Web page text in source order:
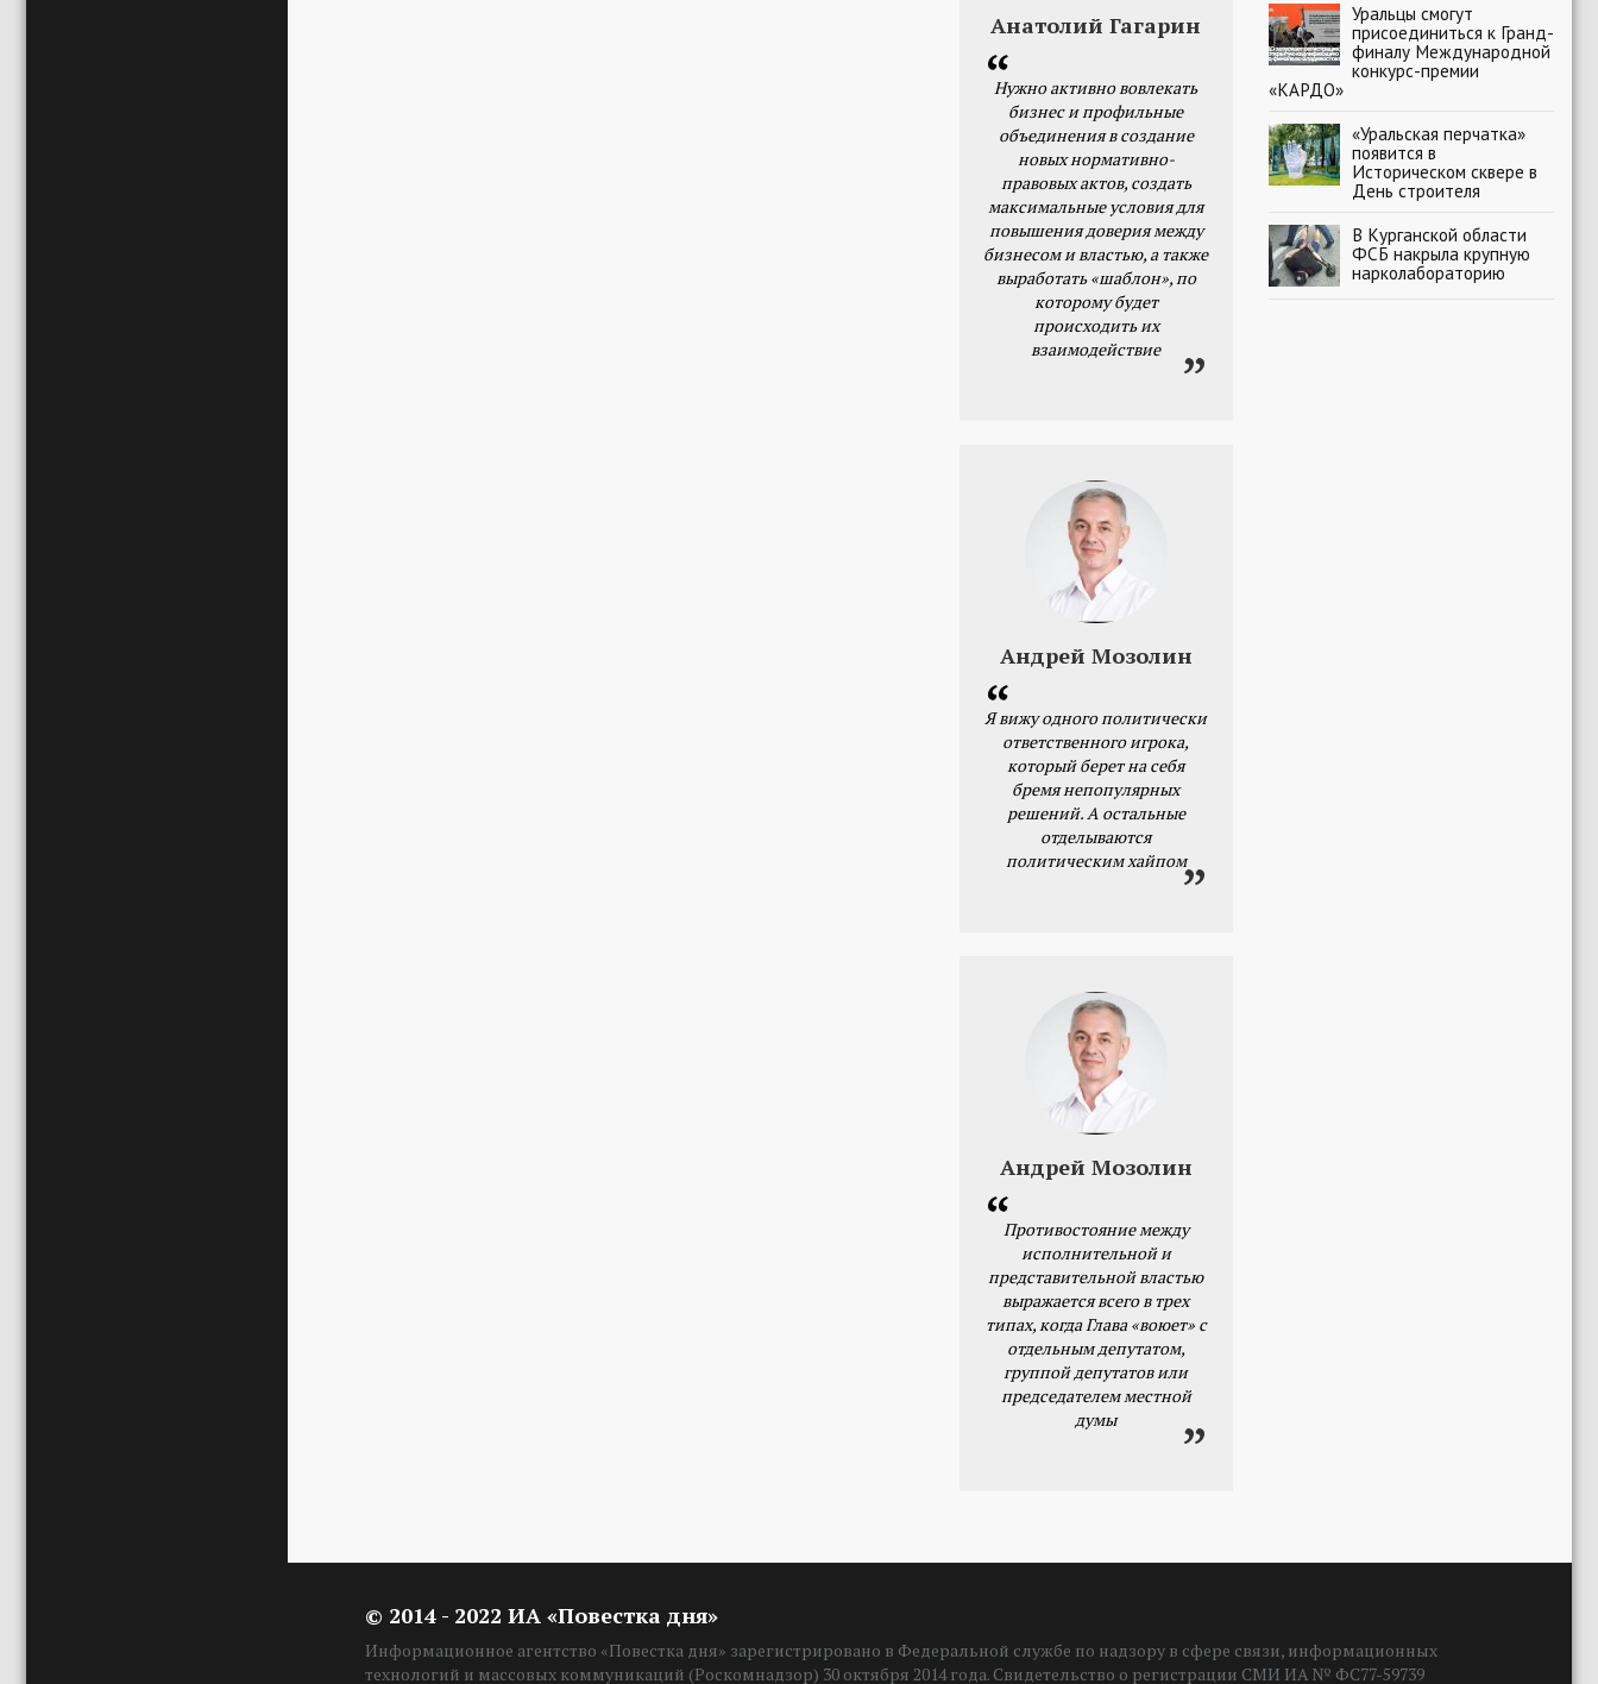
Анатолий Гагарин
Нужно активно вовлекать
бизнес и профильные
объединения в создание
новых нормативно-
правовых актов, создать
максимальные условия для
повышения доверия между
бизнесом и властью, а также
выработать «шаблон», по
которому будет
происходить их
взаимодействие
Андрей Мозолин
Я вижу одного политически
ответственного игрока,
который берет на себя
бремя непопулярных
решений. А остальные
отделываются
политическим хайпом
Андрей Мозолин
Противостояние между
исполнительной и
представительной властью
выражается всего в трех
типах, когда Глава «воюет» с
отдельным депутатом,
группой депутатов или
председателем местной
думы
Уральцы смогут
присоединиться к Гранд-
финалу Международной
конкурс-премии
«КАРДО»
«Уральская перчатка»
появится в
Историческом сквере в
День строителя
В Курганской области
ФСБ накрыла крупную
нарколабораторию
© 2014 - 2022 ИА «Повестка дня»
Информационное агентство «Повестка дня» зарегистрировано в Федеральной службе по надзору в сфере связи, информационных
технологий и массовых коммуникаций (Роскомнадзор) 30 октября 2014 года. Свидетельство о регистрации СМИ ИА № ФС77-59739